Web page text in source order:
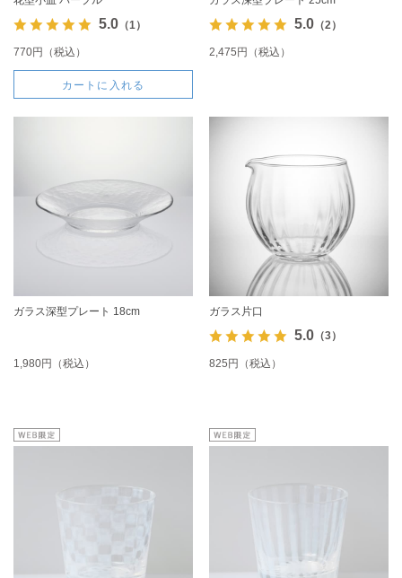
5.0（1）
770円（税込）
カートに入れる
5.0（2）
2,475円（税込）
ガラス深型プレート 18cm
1,980円（税込）
ガラス片口
5.0（3）
825円（税込）